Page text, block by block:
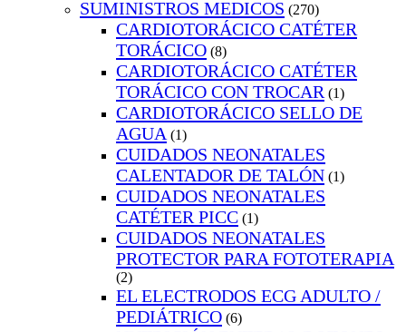
SUMINISTROS MEDICOS (270)
CARDIOTORÁCICO CATÉTER
TORÁCICO (8)
CARDIOTORÁCICO CATÉTER
TORÁCICO CON TROCAR (1)
CARDIOTORÁCICO SELLO DE
AGUA (1)
CUIDADOS NEONATALES
CALENTADOR DE TALÓN (1)
CUIDADOS NEONATALES
CATÉTER PICC (1)
CUIDADOS NEONATALES
PROTECTOR PARA FOTOTERAPIA
(2)
EL ELECTRODOS ECG ADULTO /
PEDIÁTRICO (6)